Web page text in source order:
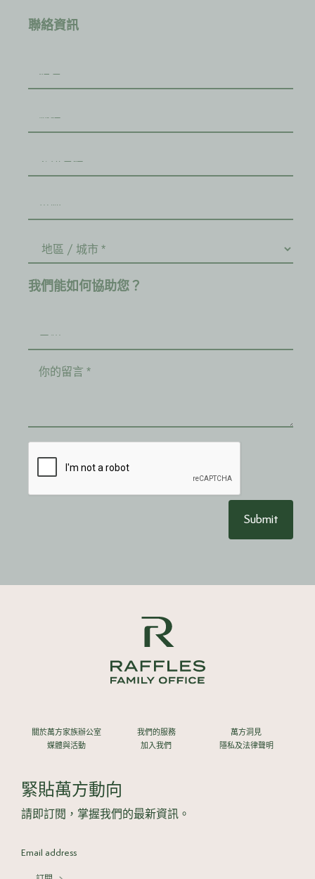
聯絡資訊
我們能如何協助您？
Submit
關於萬方家族辦公室
媒體與活動
我們的服務
加入我們
萬方洞見
隱私及法律聲明
緊貼萬方動向
請即訂閱，掌握我們的最新資訊。